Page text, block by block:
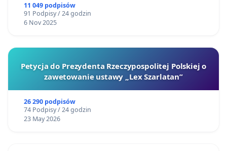
11 049 podpisów
91 Podpisy / 24 godzin
6 Nov 2025
Petycja do Prezydenta Rzeczypospolitej Polskiej o
zawetowanie ustawy „Lex Szarlatan”
26 290 podpisów
74 Podpisy / 24 godzin
23 May 2026